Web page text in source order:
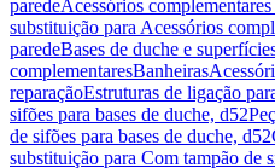
paredeAcessórios
substituição para Acessórios
paredeBases de duche e
complementaresBanheiras
reparaçãoEstruturas de ligação
sifões para bases de duche, d52
de sifões para bases de duche, d52
substituição para Com tampão de